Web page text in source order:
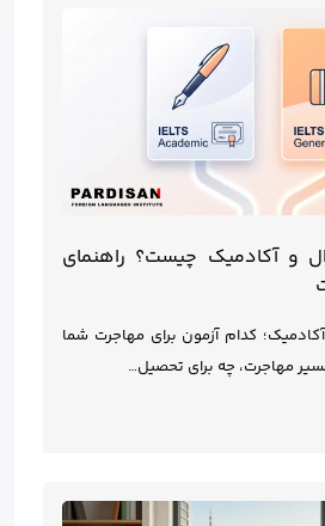
و آکادمیک چیست؟ راهنمای
کدام آزمون برای مهاجرت شما
مهاجرت، چه برای تحصیل…